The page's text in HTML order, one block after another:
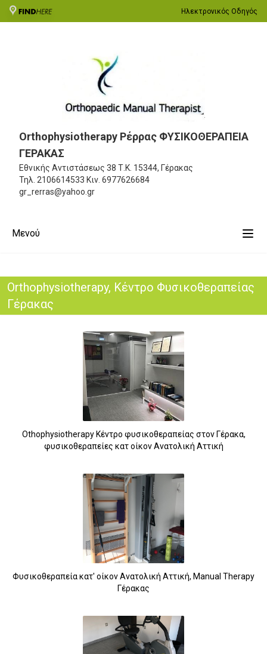
Ηλεκτρονικός Οδηγός
Orthophysiotherapy Ρέρρας ΦΥΣΙΚΟΘΕΡΑΠΕΙΑ
ΓΕΡΑΚΑΣ
Εθνικής Αντιστάσεως 38 Τ.Κ. 15344, Γέρακας
Τηλ. 2106614533 Κιν. 6977626684
gr_rerras@yahoo.gr
Μενού
Orthophysiotherapy, Κέντρο Φυσικοθεραπείας
Γέρακας
Othophysiotherapy Κέντρο φυσικοθεραπείας στον Γέρακα,
φυσικοθεραπείες κατ οίκον Ανατολική Αττική
Φυσικοθεραπεία κατ' οίκον Ανατολική Αττική, Manual Therapy
Γέρακας